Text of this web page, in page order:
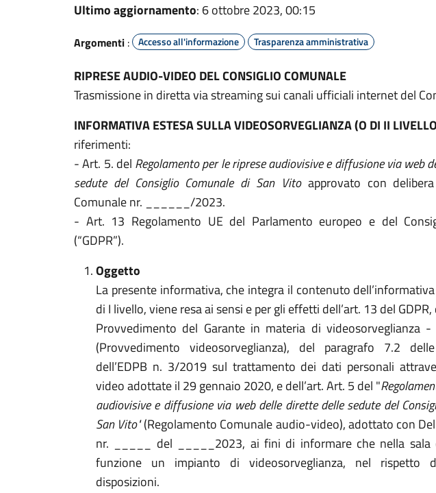
Ultimo aggiornamento: 6 ottobre 2023, 00:15
Argomenti : Accesso all'informazione Trasparenza amministrativa
RIPRESE AUDIO-VIDEO DEL CONSIGLIO COMUNALE
Trasmissione in diretta via streaming sui canali ufficiali internet del
INFORMATIVA ESTESA SULLA VIDEOSORVEGLIANZA (O DI II
riferimenti:
- Art. 5. del Regolamento per le riprese audiovisive e diffusione via web
sedute del Consiglio Comunale di San Vitoapprovato con
Comunale nr. ______/2023.
- Art. 13 Regolamento UE del Parlamento europeo e del
(“GDPR”).
Oggetto
La presente informativa, che integra il contenuto
di I livello, viene resa ai sensi e per gli effetti dell’art. 13 del GDPR,
Provvedimento del Garante in materia di videosorveglianza
(Provvedimento videosorveglianza), del paragrafo 7.2
dell’EDPB n. 3/2019 sul trattamento dei dati personali
video adottate il 29 gennaio 2020, e dell’art. Art. 5 del "
audiovisive e diffusione via web delle dirette delle sedute del
San Vito"(Regolamento Comunale audio-video), adottato con
nr. _____ del _____2023, ai fini di informare che nella sala
funzione un impianto di videosorveglianza, nel rispetto
disposizioni.